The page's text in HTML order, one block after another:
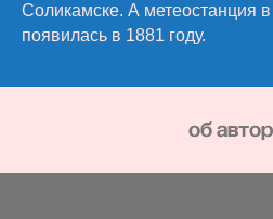
Соликамске. А метеостанция
появилась в 1881 году.
oб